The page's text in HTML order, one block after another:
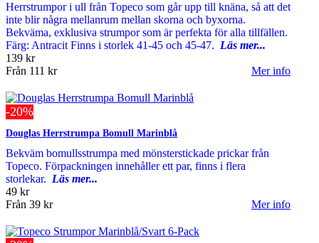
Herrstrumpor i ull från Topeco som går upp till knäna, så att det
inte blir några mellanrum mellan skorna och byxorna.
Bekväma, exklusiva strumpor som är perfekta för alla tillfällen.
Färg: Antracit Finns i storlek 41-45 och 45-47. Läs mer...
139 kr
Från 111 kr Mer info
-20%
Douglas Herrstrumpa Bomull Marinblå
Bekväm bomullsstrumpa med mönsterstickade prickar från
Topeco. Förpackningen innehåller ett par, finns i flera
storlekar. Läs mer...
49 kr
Från 39 kr Mer info